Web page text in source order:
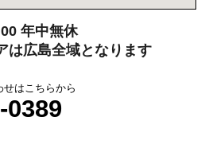
せはこちらから
0389